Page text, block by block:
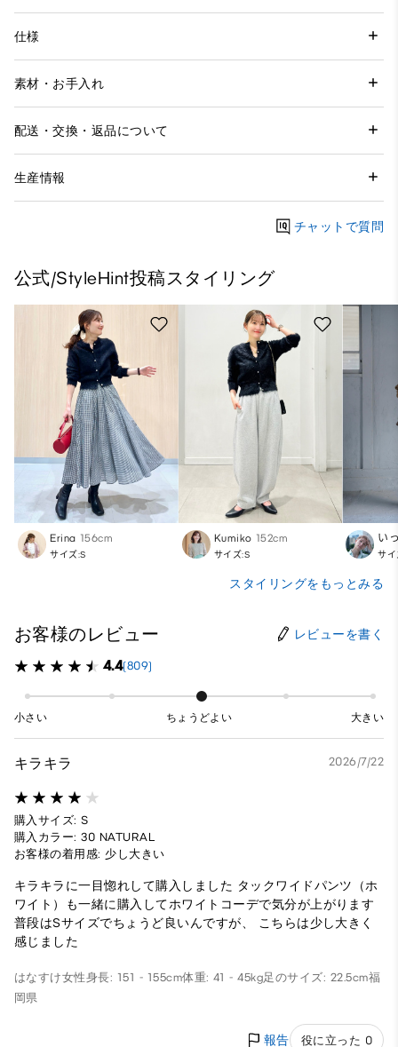
仕様
素材・お手入れ
配送・交換・返品について
生産情報
チャットで質問
公式/StyleHint投稿スタイリング
Erina 156cm
サイズ:S
Kumiko 152cm
サイズ:S
い
サ
スタイリングをもっとみる
お客様のレビュー レビューを書く
4.4(809)
小さい ちょうどよい 大きい
キラキラ 2026/7/22
購入サイズ: S
購入カラー: 30 NATURAL
お客様の着用感: 少し大きい
キラキラに一目惚れして購入しました タックワイドパンツ（ホ
ワイト）も一緒に購入してホワイトコーデで気分が上がります
普段はSサイズでちょうど良いんですが、 こちらは少し大きく
感じました
はなすけ女性身長: 151 - 155cm体重: 41 - 45kg足のサイズ: 22.5cm福
岡県
報告 役に立った 0